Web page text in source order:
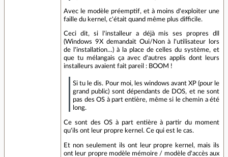
Avec le modèle préemptif, et à moins d'exploiter une
faille du kernel, c'était quand même plus difficile.
Ceci dit, si l'installeur a déjà mis ses propres dll
(Windows 9X demandait Oui/Non à l'utilisateur lors
de l'installation…) à la place de celles du système, et
que tu mélangais ça avec d'autres applis dont leurs
installeurs avaient fait pareil : BOOM !
Si tu le dis. Pour moi, les windows avant XP (pour le
grand public) sont dépendants de DOS, et ne sont
pas des OS à part entière, même si le chemin a été
long.
Ce sont des OS à part entière à partir du moment
qu'ils ont leur propre kernel. Ce qui est le cas.
Et non seulement ils ont leur propre kernel, mais ils
ont leur propre modèle mémoire / modèle d'accès aux